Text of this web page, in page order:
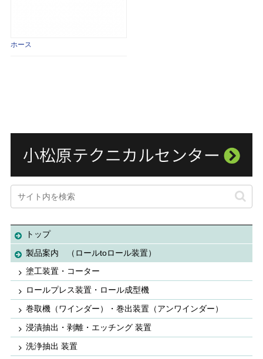
ホース
トップ
製品案内 （ロールtoロール装置）
塗工装置・コーター
ロールプレス装置・ロール成型機
巻取機（ワインダー）・巻出装置（アンワインダー）
浸漬抽出・剥離・エッチング 装置
洗浄抽出 装置